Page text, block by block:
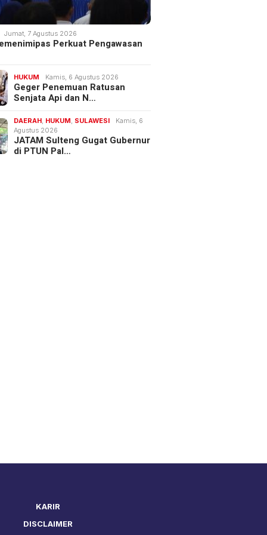
Jumat, 7 Agustus 2026
Perkuat Pengawasan
HUKUM Kamis, 6 Agustus 2026
Geger Penemuan Ratusan
Senjata Api dan N…
DAERAH, HUKUM, SULAWESI
Kamis, 6
Agustus 2026
JATAM Sulteng Gugat Gubernur
di PTUN Pal…
KARIR
DISCLAIMER